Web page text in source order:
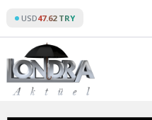
content
USD47.62 TRY